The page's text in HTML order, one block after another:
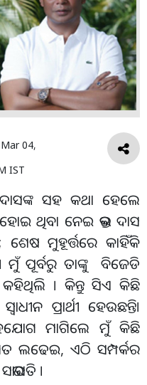
Mar 04,
IST
ଦାସଙ୍କ ସହ କଥା ହେଲେ
ଥିବା ନେଇ ଭକ୍ତ ଦାସ
ମୁହୂର୍ତ୍ତରେ କାହିଁକି
। ମୁଁ ପୂର୍ବରୁ ତାଙ୍କୁ ବିଜେଡି
କହିଥିଲି । କିନ୍ତୁ ସିଏ କିଛି
ପ୍ରାର୍ଥୀ ହେଉଛନ୍ତି।
ମାଗିଲେ ମୁଁ କିଛି
ଲଢେଇ, ଏଠି ସମ୍ପର୍କର
।